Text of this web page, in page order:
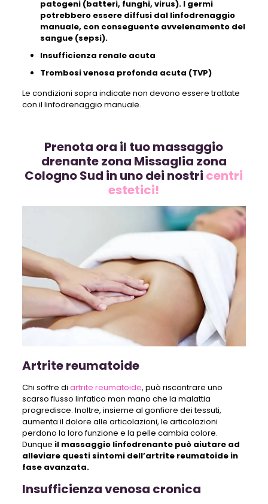
patogeni (batteri, funghi, virus). I germi
potrebbero essere diffusi dal linfodrenaggio
manuale, con conseguente avvelenamento del
sangue (sepsi).
Insufficienza renale acuta
Trombosi venosa profonda acuta (TVP)
Le condizioni sopra indicate non devono essere trattate
con il linfodrenaggio manuale.
Prenota ora il tuo massaggio
drenante zona Missaglia zona
Cologno Sud in uno dei nostri centri
estetici!
Artrite reumatoide
Chi soffre di artrite reumatoide, può riscontrare uno
scarso flusso linfatico man mano che la malattia
progredisce. Inoltre, insieme al gonfiore dei tessuti,
aumenta il dolore alle articolazioni, le articolazioni
perdono la loro funzione e la pelle cambia colore.
Dunque il massaggio linfodrenante può aiutare ad
alleviare questi sintomi dell’artrite reumatoide in
fase avanzata.
Insufficienza venosa cronica